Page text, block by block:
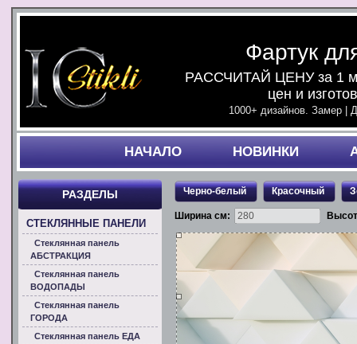
Фартук
РАССЧИТАЙ ЦЕНУ за 1
цен и
1000+ дизайнов. Замер |
НАЧАЛO НОВИНКИ
Черно-белый Красочный
Ширина см:
РАЗДЕЛЫ
СТЕКЛЯННЫЕ ПАНЕЛИ
Стеклянная панель
АБСТРАКЦИЯ
Стеклянная панель
ВОДОПАДЫ
Стеклянная панель
ГОРОДА
Стеклянная панель ЕДА